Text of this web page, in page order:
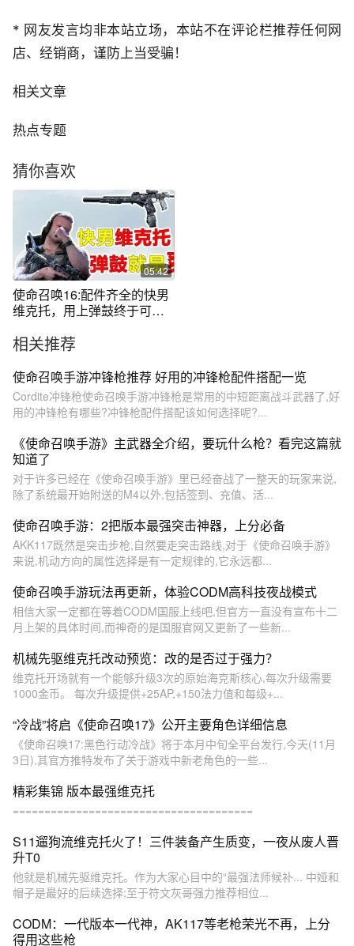
* 网友发言均非本站立场，本站不在评论栏推荐任何网
店、经销商，谨防上当受骗！
相关文章
热点专题
猜你喜欢
05:42
使命召唤16:配件齐全的快男
维克托，用上弹鼓终于可以
相关推荐
使命召唤手游冲锋枪推荐 好用的冲锋枪配件搭配一览
Cordite冲锋枪使命召唤手游冲锋枪是常用的中短距离战斗武器了,好
用的冲锋枪有哪些?冲锋枪配件搭配该如何选择呢?...
《使命召唤手游》主武器全介绍，要玩什么枪？看完这篇就
知道了
对于许多已经在《使命召唤手游》里已经奋战了一整天的玩家来说,
除了系统最开始附送的M4以外,包括签到、充值、活...
使命召唤手游：2把版本最强突击神器，上分必备
AKK117既然是突击步枪,自然要走突击路线,对于《使命召唤手游》
来说,机动方向的属性选择是有一定规律的,它永远都...
使命召唤手游玩法再更新，体验CODM高科技夜战模式
相信大家一定都在等着CODM国服上线吧,但官方一直没有宣布十二
月上架的具体时间,而神奇的是国服官网又更新了一些新...
机械先驱维克托改动预览：改的是否过于强力？
维克托开场就有一个能够升级3次的原始海克斯核心,每次升级需要
1000金币。 每次升级提供+25AP,+150法力值和每级+...
“冷战”将启《使命召唤17》公开主要角色详细信息
《使命召唤17:黑色行动冷战》将于本月中旬全平台发行,今天(11月
3日),其官方推特发布了关于游戏中新老角色的一些...
精彩集锦 版本最强维克托
======================================
S11遛狗流维克托火了！三件装备产生质变，一夜从废人晋
升T0
他就是机械先驱维克托。作为大家心目中的“最强法师候补... 中娅和
帽子是最好的后续选择;至于符文灰哥强力推荐相位...
CODM：一代版本一代神，AK117等老枪荣光不再，上分
得用这些枪